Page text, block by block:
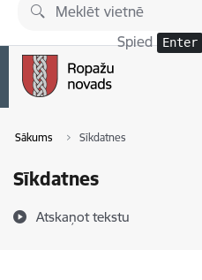
Pāriet uz lapas saturu
Spied Enter
Sākums Sīkdatnes
Sīkdatnes
Atskaņot tekstu